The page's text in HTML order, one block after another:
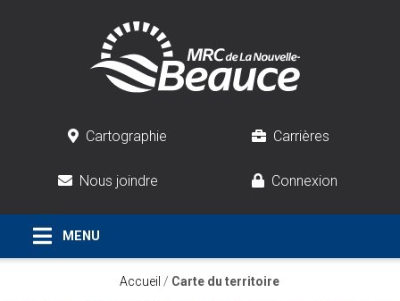
Cartographie Carrières
Nous joindre Connexion
Accueil / Carte du territoire